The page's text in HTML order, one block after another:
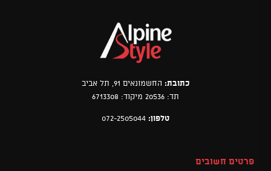
כתובת: החשמונאים 91, תל אביב
תד: 20536 מיקוד: 6713308
טלפון: 072-2505044
פרטים חשובים